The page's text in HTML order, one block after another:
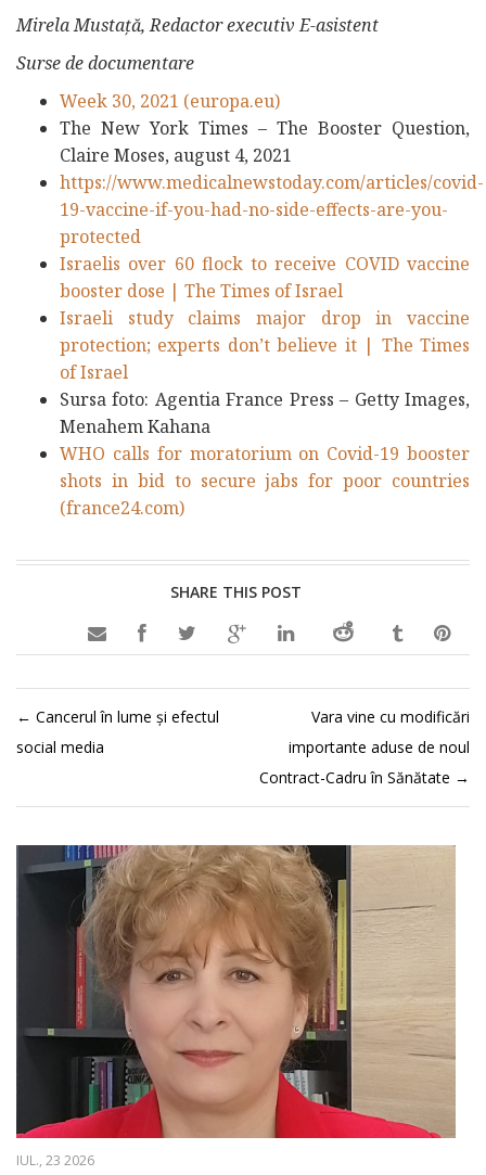
Mirela Mustață, Redactor executiv E-asistent
Surse de documentare
Week 30, 2021 (europa.eu)
The New York Times – The Booster Question,
Claire Moses, august 4, 2021
https://www.medicalnewstoday.com/articles/covid-
19-vaccine-if-you-had-no-side-effects-are-you-
protected
Israelis over 60 flock to receive COVID vaccine
booster dose | The Times of Israel
Israeli study claims major drop in vaccine
protection; experts don’t believe it | The Times
of Israel
Sursa foto: Agentia France Press – Getty Images,
Menahem Kahana
WHO calls for moratorium on Covid-19 booster
shots in bid to secure jabs for poor countries
(france24.com)
SHARE THIS POST

← Cancerul în lume și efectul
social media
Vara vine cu modificări
importante aduse de noul
Contract-Cadru în Sănătate →
IUL., 23 2026